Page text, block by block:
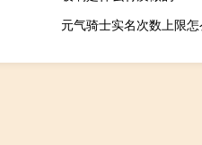
元气骑士实名次数上限